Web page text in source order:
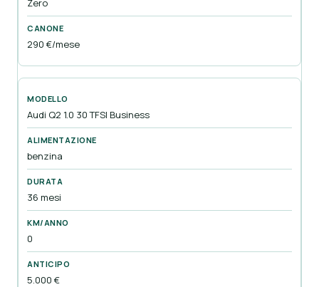
Zero
290 €/mese
Audi Q2 1.0 30 TFSI Business
benzina
36 mesi
0
5.000 €